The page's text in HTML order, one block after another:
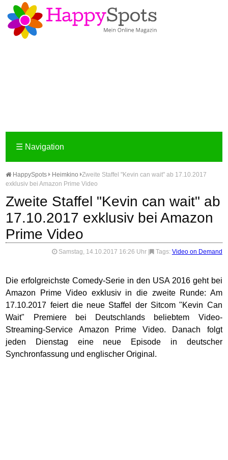
☰ Navigation
HappySpots Heimkino Zweite Staffel "Kevin can wait" ab 17.10.2017
exklusiv bei Amazon Prime Video
Zweite Staffel "Kevin can wait" ab
17.10.2017 exklusiv bei Amazon
Prime Video
Samstag, 14.10.2017 16:26 Uhr Tags: Video on Demand
Die erfolgreichste Comedy-Serie in den USA 2016 geht bei
Amazon Prime Video exklusiv in die zweite Runde: Am
17.10.2017 feiert die neue Staffel der Sitcom "Kevin Can
Wait" Premiere bei Deutschlands beliebtem Video-
Streaming-Service Amazon Prime Video. Danach folgt
jeden Dienstag eine neue Episode in deutscher
Synchronfassung und englischer Original.